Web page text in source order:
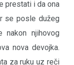
prestati i da ona
se posle dužeg
nakon njihovog
nova devojka.
za ruku uz reči